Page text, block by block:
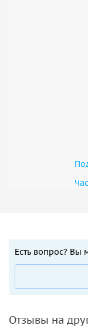
Есть вопрос? Вы
Отзывы на